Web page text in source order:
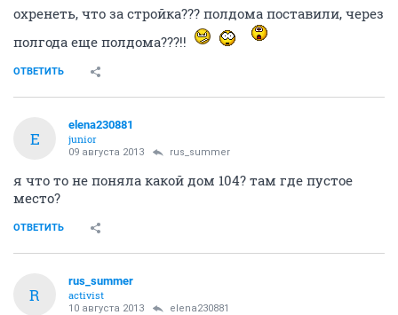
охренеть, что за стройка??? полдома поставили, через
полгода еще полдома???!!
ОТВЕТИТЬ
E
elena230881
junior
09 августа 2013 rus_summer
я что то не поняла какой дом 104? там где пустое
место?
ОТВЕТИТЬ
R
rus_summer
activist
10 августа 2013 elena230881